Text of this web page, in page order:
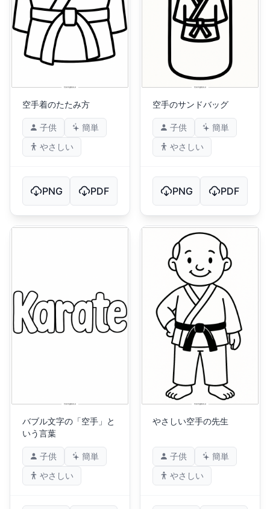
空手着のたたみ方
子供
簡単
やさしい
PNG PDF
空手のサンドバッグ
子供
簡単
やさしい
PNG PDF
バブル文字の「空手」と
いう言葉
子供
簡単
やさしい
やさしい空手の先生
子供
簡単
やさしい